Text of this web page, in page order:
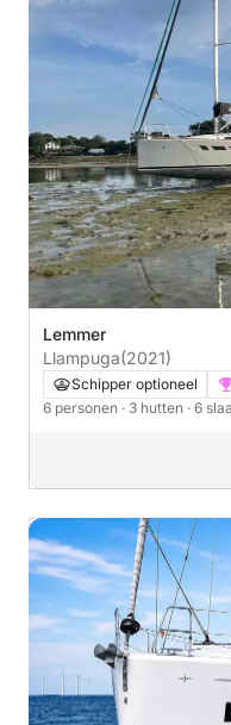
Lemmer
Llampuga(2021)
Schipper optioneel
6 personen · 3 hutten · 6